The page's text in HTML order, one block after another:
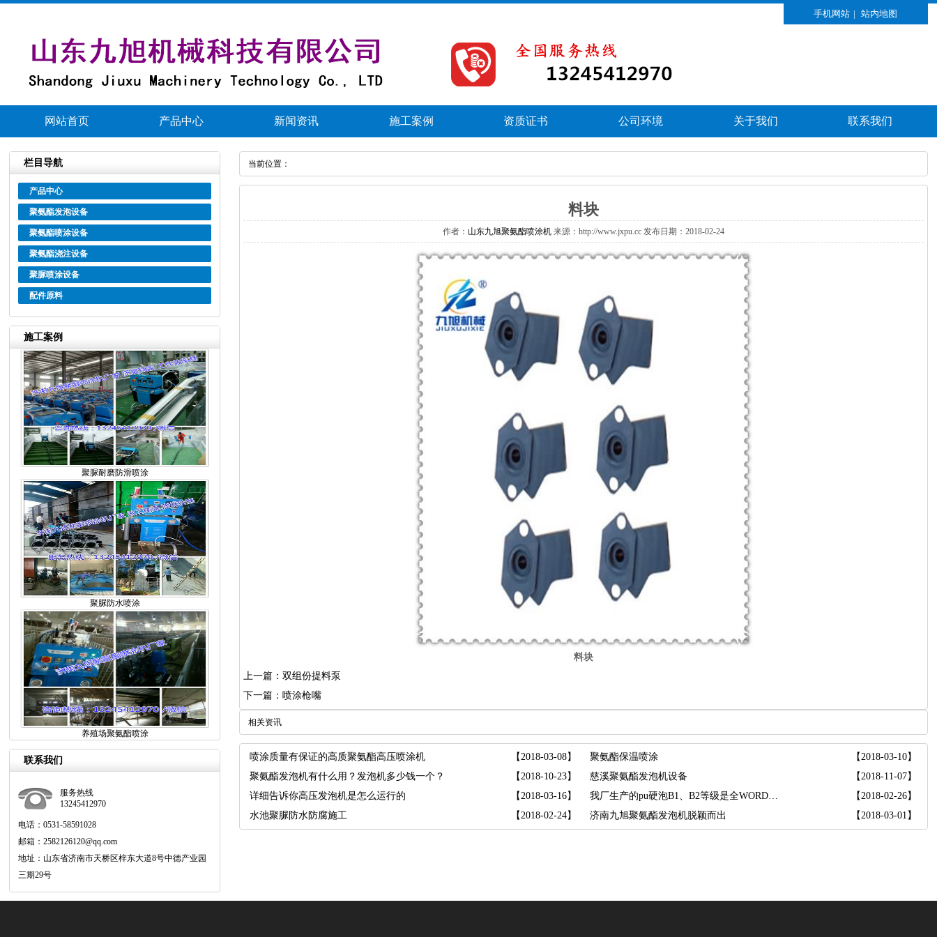
手机网站 | 站内地图
网站首页 产品中心 新闻资讯 施工案例 资质证书 公司环境 关于我们 联系我们
栏目导航
产品中心
聚氨酯发泡设备
聚氨酯喷涂设备
聚氨酯浇注设备
聚脲喷涂设备
配件原料
施工案例
聚脲耐磨防滑喷涂
聚脲防水喷涂
养殖场聚氨酯喷涂
联系我们
服务热线
13245412970
电话：0531-58591028
邮箱：2582126120@qq.com
地址：山东省济南市天桥区梓东大道8号中德产业园
三期29号
当前位置：
料块
作者： 山东九旭聚氨酯喷涂机来源：http://www.jxpu.cc发布日期：2018-02-24
料块
上一篇：双组份提料泵
下一篇：喷涂枪嘴
相关资讯
喷涂质量有保证的高质聚氨酯高压喷涂机 【2018-03-08】 聚氨酯保温喷涂
【2018-03-10】
聚氨酯发泡机有什么用？发泡机多少钱一个？
【2018-10-23】 慈溪聚氨酯发泡机设备
【2018-11-07】
详细告诉你高压发泡机是怎么运行的
【2018-03-16】 我厂生产的pu硬泡B1、B2等级是全WORD指标zui严格
【2018-02-26】
水池聚脲防水防腐施工
【2018-02-24】 济南九旭聚氨酯发泡机脱颖而出 【2018-03-01】